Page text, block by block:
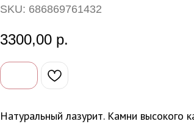
SKU: 686869761432
3300,00 р.
Натуральный лазурит. Камни высокого